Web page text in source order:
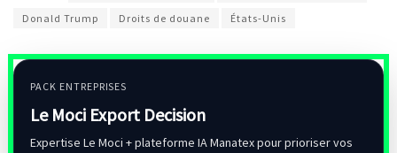
Donald Trump
Droits de douane États-Unis
PACK ENTREPRISES
Le Moci Export Decision
Expertise Le Moci + plateforme IA Manatex pour prioriser vos